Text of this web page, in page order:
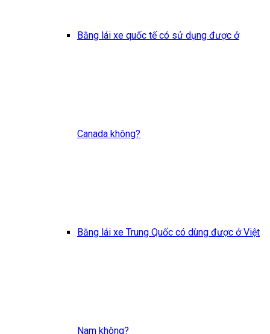
Bằng lái xe quốc tế có sử dụng được ở
Canada không?
Bằng lái xe Trung Quốc có dùng được ở Việt
Nam không?